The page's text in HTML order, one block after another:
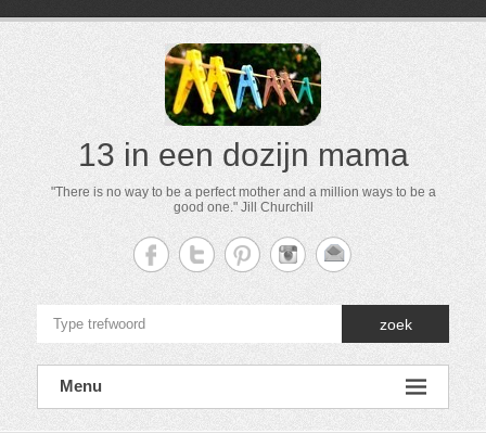
13 in een dozijn mama
"There is no way to be a perfect mother and a million ways to be a
good one." Jill Churchill
zoek
Menu